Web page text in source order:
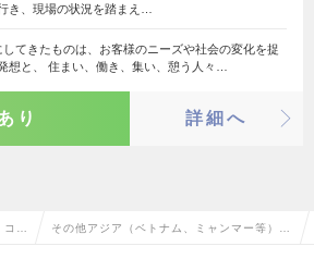
き、現場の状況を踏まえ…
てきたものは、お客様のニーズや社会の変化を捉
想と、 住まい、働き、集い、憩う人々…
り 詳細へ
ン その他アジア（ベトナム、ミャンマー等）の